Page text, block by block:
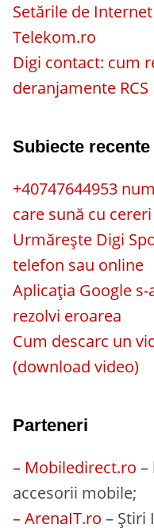
Setările de
Telekom.ro
Digi contact: cum
deranjamente RCS
Subiecte recente
+40747644953
care sună cu
Urmărește Digi
telefon sau online
Aplicația Google
rezolvi eroarea
Cum descarc un
(download video)
Parteneri
– Mobiledirect.ro –
accesorii mobile;
– ArenaIT.ro – Știri